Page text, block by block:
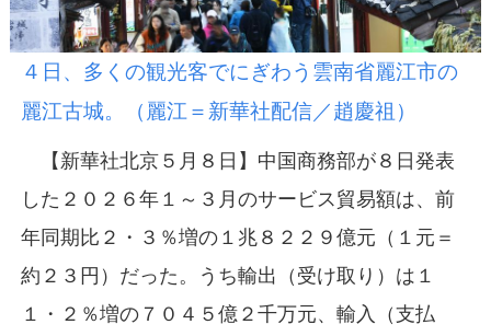
４日、多くの観光客でにぎわう雲南省麗江市の
麗江古城。（麗江＝新華社配信／趙慶祖）
【新華社北京５月８日】中国商務部が８日発表
した２０２６年１～３月のサービス貿易額は、前
年同期比２・３％増の１兆８２２９億元（１元＝
約２３円）だった。うち輸出（受け取り）は１
１・２％増の７０４５億２千万元、輸入（支払